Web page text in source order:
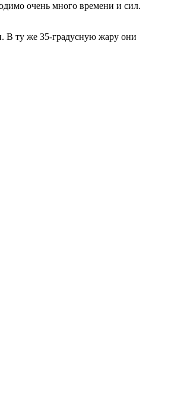
очень много времени и сил.
В ту же 35-градусную жару они